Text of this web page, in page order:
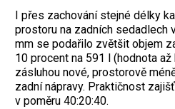
I přes zachování stejné délky
prostoru na zadních sedadlech
mm se podařilo zvětšit objem
10 procent na 591 l (hodnota
zásluhou nové, prostorově
zadní nápravy. Praktičnost
v poměru 40:20:40.